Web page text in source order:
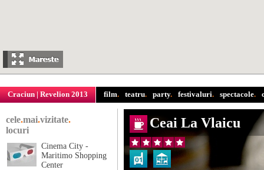
Craciun | Revelion 2013 film. teatru. party. festivaluri. spectacole.
Ceai La Vlaicu
cele.mai.vizitate.
locuri
Cinema City -
Maritimo Shopping
Center